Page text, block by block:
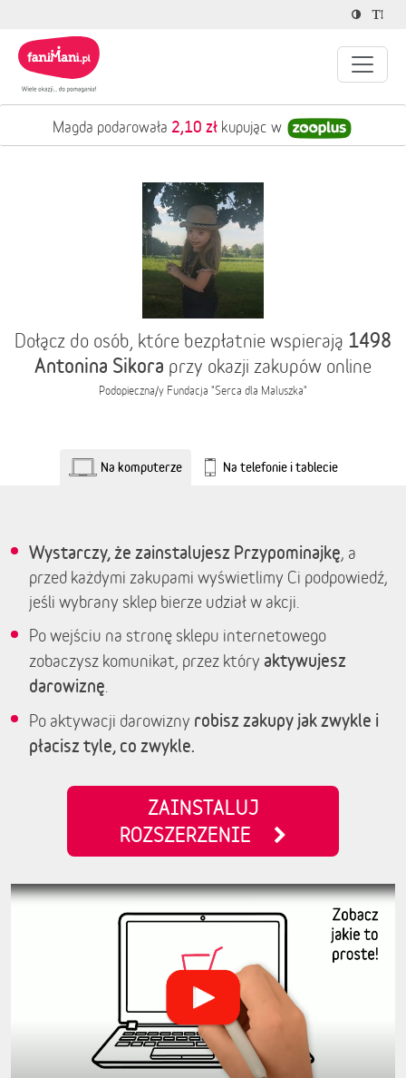
Magda podarowała 2,10 zł kupując w
Dołącz do osób, które bezpłatnie wspierają 1498
Antonina Sikora przy okazji zakupów online
Podopieczna/y Fundacja "Serca dla Maluszka"
Na komputerze Na telefonie i tablecie
Wystarczy, że zainstalujesz Przypominajkę, a
przed każdymi zakupami wyświetlimy Ci podpowiedź,
jeśli wybrany sklep bierze udział w akcji.
Po wejściu na stronę sklepu internetowego
zobaczysz komunikat, przez który aktywujesz
darowiznę
Po aktywacji darowizny robisz zakupy jak zwykle i
płacisz tyle, co zwykle.
ZAINSTALUJ
ROZSZERZENIE